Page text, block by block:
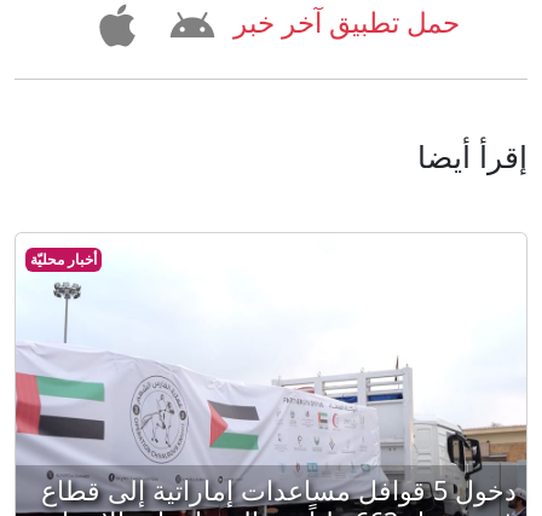
حمل تطبيق آخر خبر
إقرأ أيضا
أخبار محليّة
دخول 5 قوافل مساعدات إماراتية إلى قطاع